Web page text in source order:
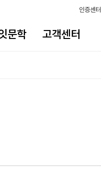
인증센터
문학 고객센터